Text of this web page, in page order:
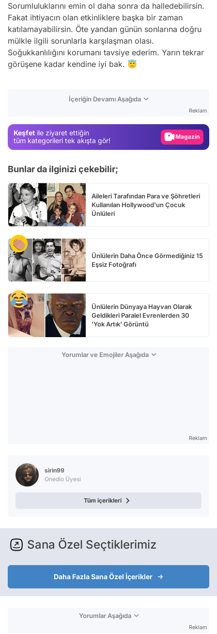
Sorumluluklarını emin ol daha sonra da halledebilirsin.
Fakat ihtiyacın olan etkinliklere başka bir zaman
katılamayabilirsin. Öte yandan günün sonlarına doğru
mülkle ilgili sorunlarla karşılaşman olası.
Soğukkanlılığını korumanı tavsiye ederim. Yarın tekrar
görüşene kadar kendine iyi bak. 😇
İçeriğin Devamı Aşağıda
Reklam
Keşfet ile ziyaret ettiğin
tüm kategorileri tek akışta gör!
Magazin
Bunlar da ilginizi çekebilir;
Aileleri Tarafından Para ve Şöhretleri
Kullanılan Hollywood'un Çocuk
Ünlüleri
Ünlülerin Daha Önce Görmediğiniz 15
Eşsiz Fotoğrafı
Ünlülerin Dünyaya Hayvan Olarak
Geldikleri Paralel Evrenlerden 30
'Yok Artık' Görüntü
Yorumlar ve Emojiler Aşağıda
Reklam
sirin99
Onedio Üyesi
Tüm içerikleri
Sana Özel Seçtiklerimiz
Daha Fazla Sana Özel İçerikler
Yorumlar Aşağıda
Reklam